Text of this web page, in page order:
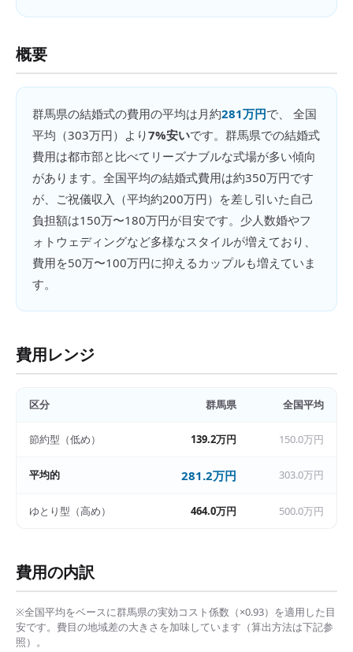
概要
群馬県の結婚式の費用の平均は月約281万円で、 全国
平均（303万円）より7%安いです。 群馬県での結婚式
費用は都市部と比べてリーズナブルな式場が多い傾向
があります。全国平均の結婚式費用は約350万円です
が、ご祝儀収入（平均約200万円）を差し引いた自己
負担額は150万〜180万円が目安です。少人数婚やフ
ォトウェディングなど多様なスタイルが増えており、
費用を50万〜100万円に抑えるカップルも増えていま
す。
費用レンジ
区分 群馬県 全国平均
節約型（低め） 139.2万円 150.0万円
平均的 281.2万円 303.0万円
ゆとり型（高め） 464.0万円 500.0万円
費用の内訳
※全国平均をベースに群馬県の実効コスト係数（×0.93）を適用した目
安です。費目の地域差の大きさを加味しています（算出方法は下記参
照）。